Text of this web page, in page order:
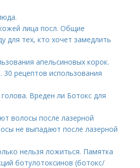
лица посл. Общие
для тех, кто хочет замедлить
апельсиновых корок.
30 рецептов использования
Вреден ли Ботокс для
волосы после лазерной
не выпадают после лазерной
нельзя ложиться. Памятка
ботулотоксинов (ботокс/